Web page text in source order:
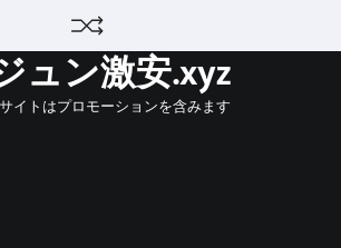
ュン激安.xyz
イトはプロモーションを含みます